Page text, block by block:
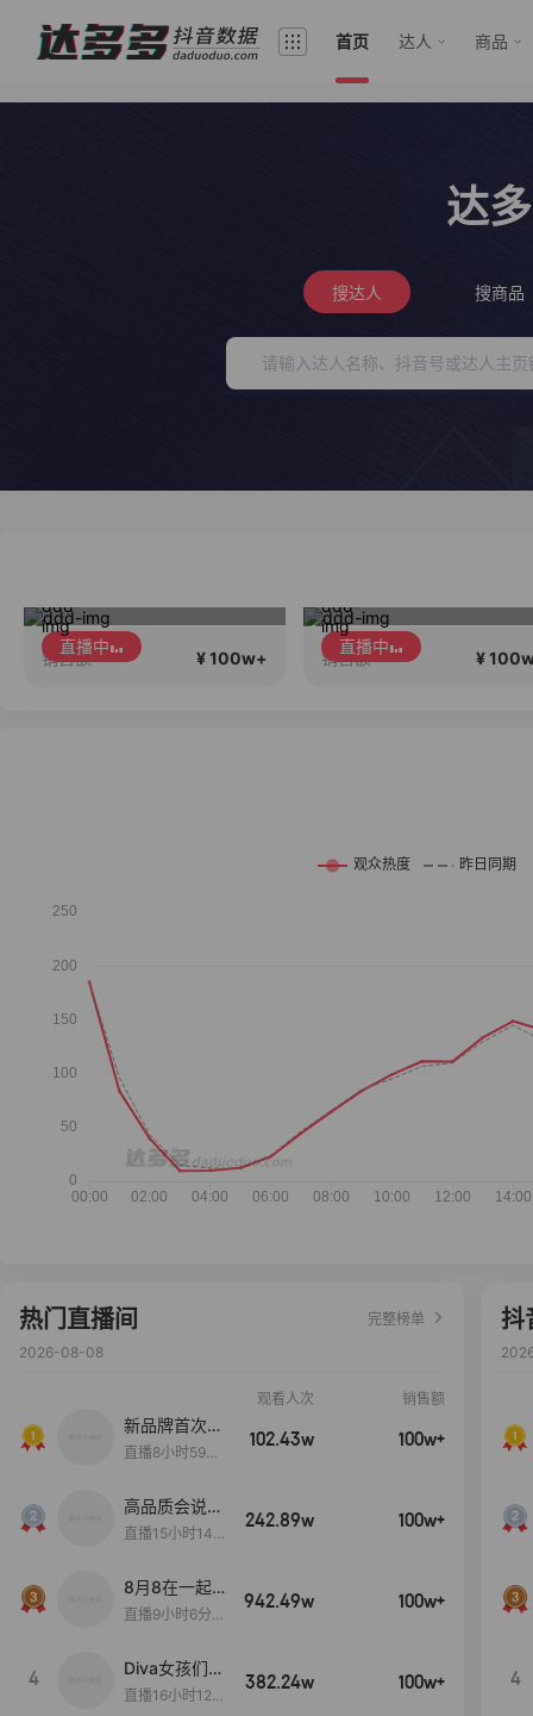
首页 达人 商品
达
搜达人 搜商品
直播中
销售额 ¥ 100w+
直播中
销售额 ¥
热门直播间
完整榜单
2026-08-08
观看人次 销售额
新品牌首次大
上新
直播8小时59分
102.43w 100w+
高品质会说
话….
直播15小时14
242.89w 100w+
8月8在一起
生日献礼盛典
直播9小时6分1
942.49w 100w+
4
Diva女孩们集
合啦~意大利
直播16小时12
382.24w 100w+
抖
4